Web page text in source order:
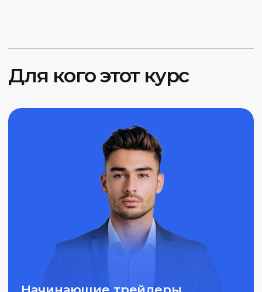
Инвесторы, желающие
повысить свою компетентность
Если вы хотите лучше понимать, как цена
реагирует на различные уровни и как
правильно размещать ордера, этот курс
будет для вас полезен.